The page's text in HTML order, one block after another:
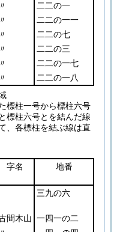
〃
二二の一
〃
二二の一一
〃
二二の七
〃
二二の三
〃
二二の一七
〃
二二の一八
標柱一号から標柱六号
標柱六号とを結んだ線
、各標柱を結ぶ線は直
字名 地番
三九の六
間木山 一四一の二